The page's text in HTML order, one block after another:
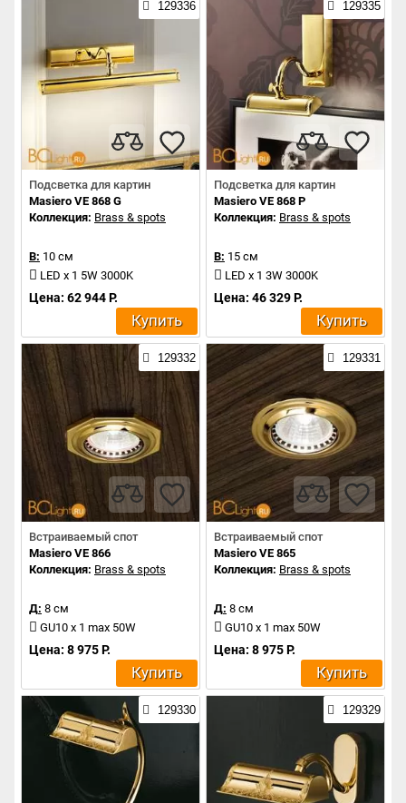
129336
Подсветка для картин
Masiero VE 868 G
Коллекция: Brass & spots
В: 10 см
LED x 1 5W 3000K
Цена: 62 944 Р.
Купить
129335
Подсветка для картин
Masiero VE 868 P
Коллекция: Brass & spots
В: 15 см
LED x 1 3W 3000K
Цена: 46 329 Р.
Купить
129332
Встраиваемый спот
Masiero VE 866
Коллекция: Brass & spots
Д: 8 см
GU10 x 1 max 50W
Цена: 8 975 Р.
Купить
129331
Встраиваемый спот
Masiero VE 865
Коллекция: Brass & spots
Д: 8 см
GU10 x 1 max 50W
Цена: 8 975 Р.
Купить
129330 129329